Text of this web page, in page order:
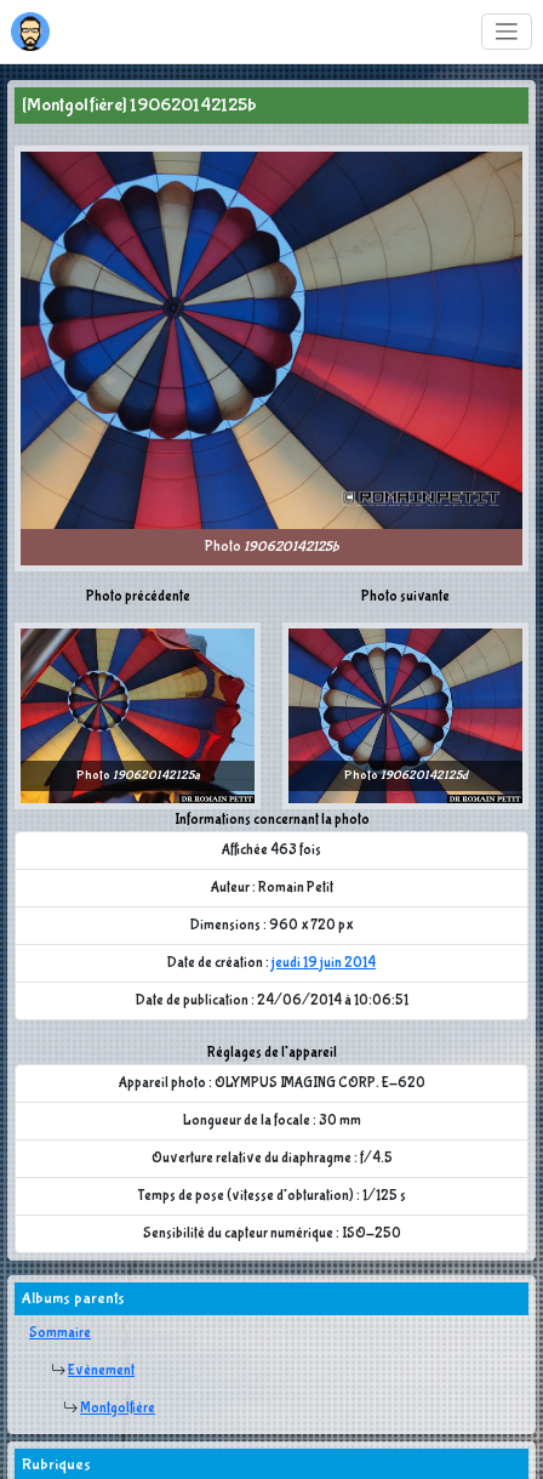
[Montgolfière] 190620142125b
Photo 190620142125b
Photo précédente
Photo 190620142125a
Informations concernant la photo
Affichée 463 fois
Auteur : Romain Petit
Dimensions : 960 x 720 px
Date de création : jeudi 19 juin 2014
Date de publication : 24/06/2014 à 10:06:51
Réglages de l'appareil
Appareil photo : OLYMPUS IMAGING CORP. E-620
Longueur de la focale : 30 mm
Ouverture relative du diaphragme : f/4.5
Temps de pose (vitesse d'obturation) : 1/125 s
Sensibilité du capteur numérique : ISO-250
Photo suivante
Photo190620142125d
Albums parents
Sommaire
Evènement
Montgolfière
Rubriques